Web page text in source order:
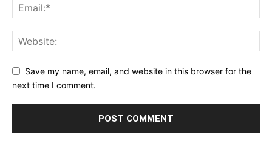
Save my name, email, and website in this browser for the
next time I comment.